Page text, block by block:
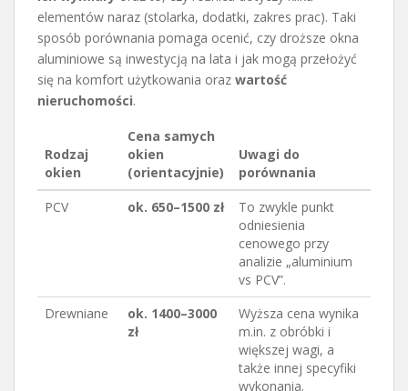
elementów naraz (stolarka, dodatki, zakres prac). Taki
sposób porównania pomaga ocenić, czy droższe okna
aluminiowe są inwestycją na lata i jak mogą przełożyć
się na komfort użytkowania oraz wartość
nieruchomości.
Rodzaj
okien
Cena samych
okien
(orientacyjnie)
Uwagi do
porównania
PCV
ok. 650–1500 zł
To zwykle punkt
odniesienia
cenowego przy
analizie „aluminium
vs PCV”.
Drewniane
ok. 1400–3000
zł
Wyższa cena wynika
m.in. z obróbki i
większej wagi, a
także innej specyfiki
wykonania.